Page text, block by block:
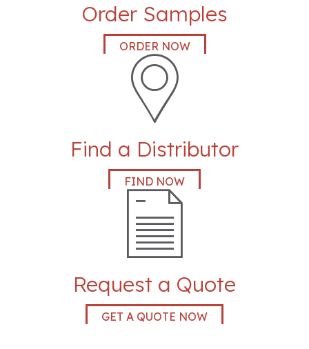
Order Samples
ORDER NOW
Find a Distributor
FIND NOW
Request a Quote
GET A QUOTE NOW